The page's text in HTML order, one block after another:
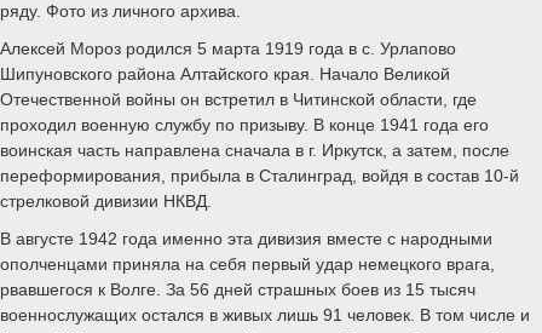
ряду. Фото из личного архива.
Алексей Мороз родился 5 марта 1919 года в с. Урлапово
Шипуновского района Алтайского края. Начало Великой
Отечественной войны он встретил в Читинской области, где
проходил военную службу по призыву. В конце 1941 года его
воинская часть направлена сначала в г. Иркутск, а затем, после
переформирования, прибыла в Сталинград, войдя в состав 10-й
стрелковой дивизии НКВД.
В августе 1942 года именно эта дивизия вместе с народными
ополченцами приняла на себя первый удар немецкого врага,
рвавшегося к Волге. За 56 дней страшных боев из 15 тысяч
военнослужащих остался в живых лишь 91 человек. В том числе и